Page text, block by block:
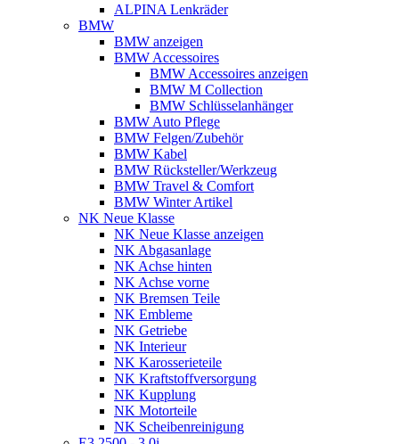
ALPINA Lenkräder
BMW
BMW anzeigen
BMW Accessoires
BMW Accessoires anzeigen
BMW M Collection
BMW Schlüsselanhänger
BMW Auto Pflege
BMW Felgen/Zubehör
BMW Kabel
BMW Rücksteller/Werkzeug
BMW Travel & Comfort
BMW Winter Artikel
NK Neue Klasse
NK Neue Klasse anzeigen
NK Abgasanlage
NK Achse hinten
NK Achse vorne
NK Bremsen Teile
NK Embleme
NK Getriebe
NK Interieur
NK Karosserieteile
NK Kraftstoffversorgung
NK Kupplung
NK Motorteile
NK Scheibenreinigung